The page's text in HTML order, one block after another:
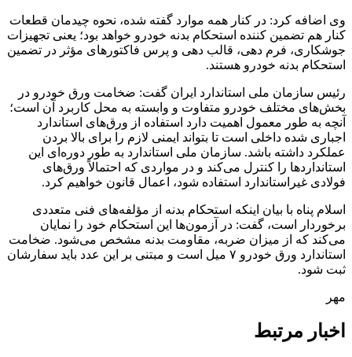
وی اضافه کرد: در کنار همه موارد گفته شده، نحوه چیدمان قطعات
کنار هم تضمین کننده استحکام بدنه خودرو خواهد بود؛ یعنی تجهیزات
جوشکاری، فرم دهی، قالب دهی و پرس فاکتورهای مؤثر در تضمین
استحکام بدنه خودرو هستند.
رئیس سازمان ملی استاندارد ایران گفت: ضخامت ورق خودرو در
بخش‌های مختلف خودرو متفاوت و وابسته به محل کاربرد آن است؛
آنچه به طور معمول اهمیت دارد استفاده از ورق‌های استاندارد
اجباری شده داخلی است تا بتواند ایمنی لازم را برای بالا بردن
عملکرد داشته باشد. سازمان ملی استاندارد به طور دوره‌ای این
استانداردها را کنترل می‌کند و در مواردی که احتمالاً ورق‌های
فولادی غیراستاندارد استفاده شود، اعمال قانون خواهیم کرد.
اسلام پناه با بیان اینکه استحکام بدنه از مؤلفه‌های فنی متعددی
برخوردار است، گفت: در آزمون‌ها این استحکام خود را نمایان
می‌کند که از میزان ضربه، مقاومت بدنه مشخص می‌شود. ضخامت
استاندارد ورق خودرو ۷ میل است و مبتنی بر این عدد باید سفارشان
ثبت شود.
مهر
اخبار مرتبط